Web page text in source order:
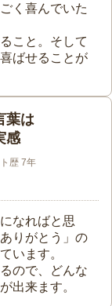
く喜んでいた
こと。そして
ばせることが
葉は
感
歴 7年
なればと思
りがとう」の
います。
ので、どんな
出来ます。